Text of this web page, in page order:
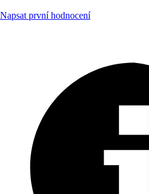
Napsat první hodnocení